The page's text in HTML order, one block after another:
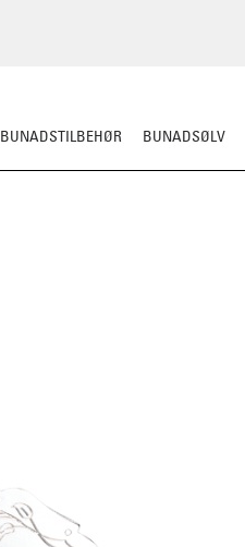
BUNADSTILBEHØR BUNADSØLV